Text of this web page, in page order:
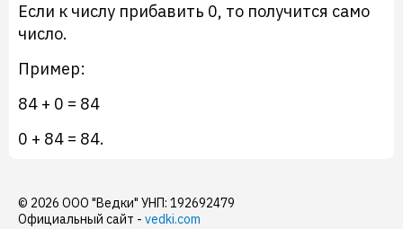
Если к числу прибавить 0, то получится само
число.
Пример:
84 + 0 = 84
0 + 84 = 84.
© 2026 ООО "Ведки" УНП: 192692479
Официальный сайт - vedki.com